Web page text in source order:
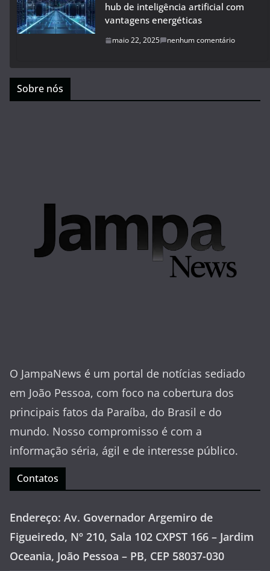
hub de inteligência artificial com
vantagens energéticas
maio 22, 2025 nenhum comentário
Sobre nós
O JampaNews é um portal de notícias sediado
em João Pessoa, com foco na cobertura dos
principais fatos da Paraíba, do Brasil e do
mundo. Nosso compromisso é com a
informação séria, ágil e de interesse público.
Contatos
Endereço: Av. Governador Argemiro de
Figueiredo, Nº 210, Sala 102 CXPST 166 – Jardim
Oceania, João Pessoa – PB, CEP 58037-030